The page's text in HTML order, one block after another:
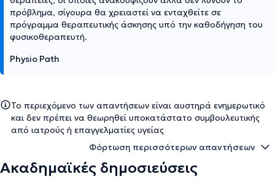
πρόβλημα, σίγουρα θα χρειαστεί να ενταχθείτε σε
πρόγραμμα θεραπευτικής άσκησης υπό την καθοδήγηση του
φυσικοθεραπευτή.
Physio Path
Το περιεχόμενο των απαντήσεων είναι αυστηρά ενημερωτικό
και δεν πρέπει να θεωρηθεί υποκατάστατο συμβουλευτικής
από ιατρούς ή επαγγελματίες υγείας
Φόρτωση περισσότερων απαντήσεων
Ακαδημαϊκές δημοσιεύσεις